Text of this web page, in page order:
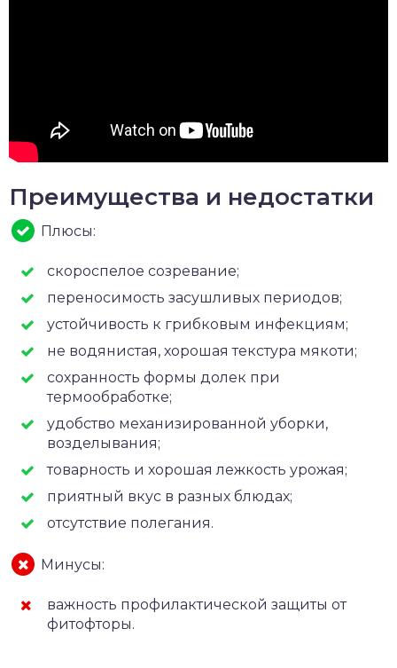
Преимущества и недостатки
Плюсы:
скороспелое созревание;
переносимость засушливых периодов;
устойчивость к грибковым инфекциям;
не водянистая, хорошая текстура мякоти;
сохранность формы долек при
термообработке;
удобство механизированной уборки,
возделывания;
товарность и хорошая лежкость урожая;
приятный вкус в разных блюдах;
отсутствие полегания.
Минусы:
важность профилактической защиты от
фитофторы.